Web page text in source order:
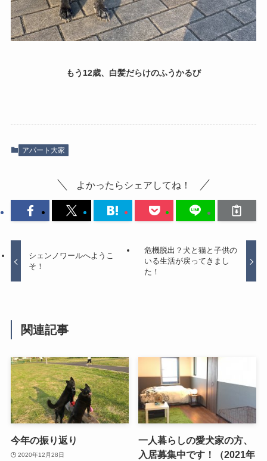
もう12歳、白髪だらけのふうかるび
アパート大家
よかったらシェアしてね！
シェンノワールへようこ
そ！
危機脱出？犬と猫と子供の
いる生活が戻ってきまし
た！
関連記事
今年の振り返り
2020年12月28日
一人暮らしの愛犬家の方、
入居募集中です！（2021年